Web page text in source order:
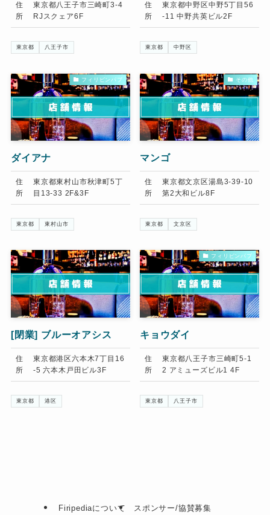
住
所
東京都八王子市三崎町3-4
RJスクェア6F
東京都 八王子市
住
所
東京都中野区中野5丁目56
-11 中野共英ビル2F
東京都 中野区
フィリピンパブ
ダイアナ
住
所
東京都東村山市秋津町5丁
目13-33 2F&3F
東京都 東村山市
その他
マンゴ
住
所
東京都文京区湯島3-39-10
第2大和ビル8F
東京都 文京区
[閉業] ブルーオアシス
住
所
東京都港区六本木7丁目16
-5 六本木戸田ビル3F
東京都 港区
フィリピンパブ
キョウダイ
住
所
東京都八王子市三崎町5-1
2 アミューズビル1 4F
東京都 八王子市
Firipediaについて スポンサー/協賛募集